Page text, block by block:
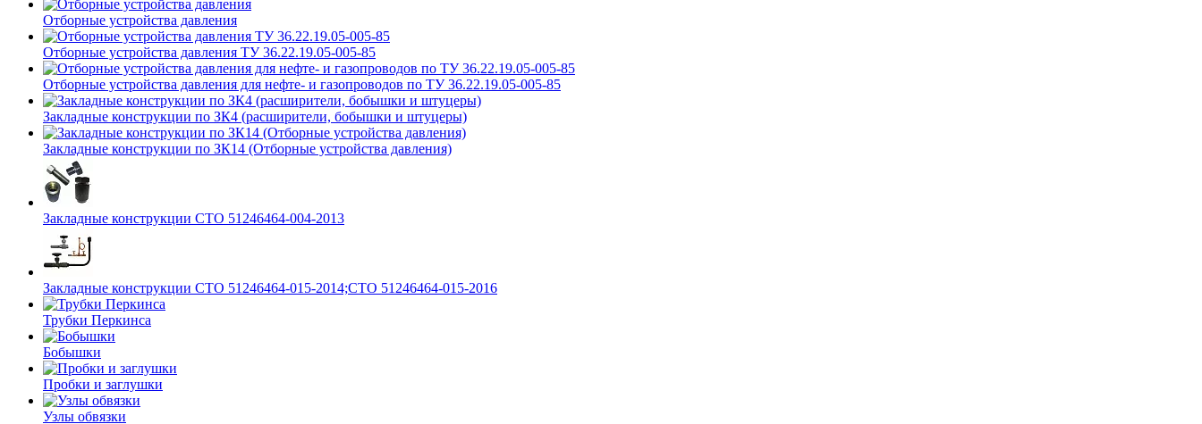
Отборные устройства давления
Отборные устройства давления ТУ 36.22.19.05-005-85
Отборные устройства давления для нефте- и газопроводов по ТУ 36.22.19.05-005-85
Закладные конструкции по ЗК4 (расширители, бобышки и штуцеры)
Закладные конструкции по ЗК14 (Отборные устройства давления)
Закладные конструкции СТО 51246464-004-2013
Закладные конструкции СТО 51246464-015-2014;СТО 51246464-015-2016
Трубки Перкинса
Бобышки
Пробки и заглушки
Узлы обвязки